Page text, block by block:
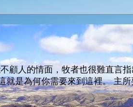
顧人的情面，牧者也很難直言
是為何你需要來到這裡。 主